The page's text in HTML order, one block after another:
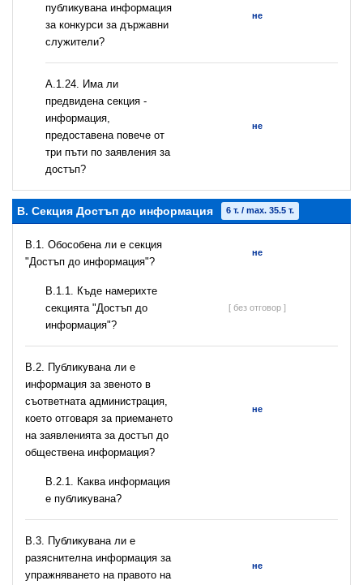
публикувана информация
за конкурси за държавни
служители?
не
А.1.24. Има ли
предвидена секция -
информация,
предоставена повече от
три пъти по заявления за
достъп?
не
B. Секция Достъп до информация 6 т. / max. 35.5 т.
В.1. Обособена ли е секция
"Достъп до информация"?
не
В.1.1. Къде намерихте
секцията "Достъп до
информация"?
[ без отговор ]
В.2. Публикувана ли е
информация за звеното в
съответната администрация,
което отговаря за приемането
на заявленията за достъп до
обществена информация?
не
B.2.1. Каква информация
е публикувана?
В.3. Публикувана ли е
разяснителна информация за
упражняването на правото на
не